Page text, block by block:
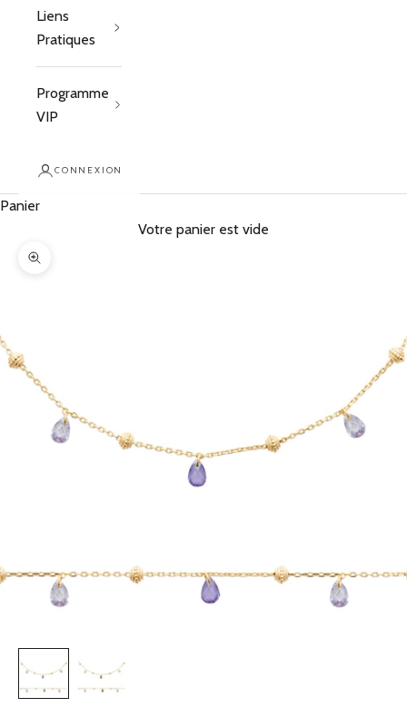
Liens
Pratiques
Programme
VIP
CONNEXION
Panier
Votre panier est vide
Zoomer sur l'image